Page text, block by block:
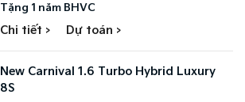
Tặng 1 năm BHVC
Chi tiết > Dự toán >
New Carnival 1.6 Turbo Hybrid Luxury
8S